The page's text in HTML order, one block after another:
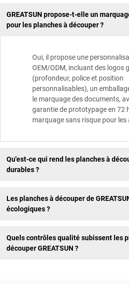
GREATSUN propose-t-elle un
pour les planches à découper ?
Oui, il propose une
OEM/ODM, incluant des logos
(profondeur, police et position
personnalisables), un
le marquage des documents,
garantie de prototypage en 72
marquage sans risque pour les
Qu'est-ce qui rend les planches à
durables ?
Les planches à découper de
écologiques ?
Quels contrôles qualité subissent les
découper GREATSUN ?